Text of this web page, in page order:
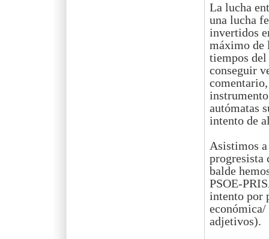
La lucha
una lucha
invertidos
máximo de
tiempos
conseguir
autómatas
intento de
Asistimos
progresista
balde
PSOE-
intento por
económica/
adjetivos).